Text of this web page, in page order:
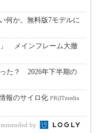
何か。無料版7モデルに
」 メインフレーム大撤
た？ 2026年下半期の
報のサイロ化 PR(ITmedia
by